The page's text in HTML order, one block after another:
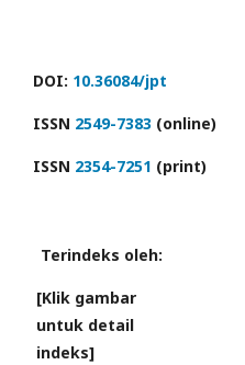
DOI: 10.36084/jpt
ISSN 2549-7383 (online)
ISSN 2354-7251 (print)
Terindeks oleh:
[Klik gambar
untuk detail
indeks]